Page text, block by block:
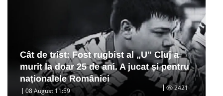
Cât de trist: Fost rugbist al „U” Cluj a
murit la doar 25 de ani. A jucat și pentru
naționalele României
08 August 11:59 2421